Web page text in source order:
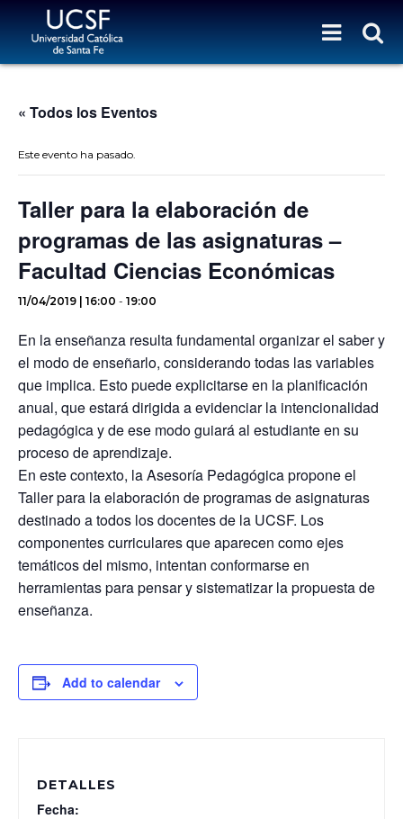
« Todos los Eventos
Este evento ha pasado.
Taller para la elaboración de
programas de las asignaturas –
Facultad Ciencias Económicas
11/04/2019 | 16:00 - 19:00
En la enseñanza resulta fundamental organizar el saber y
el modo de enseñarlo, considerando todas las variables
que implica. Esto puede explicitarse en la planificación
anual, que estará dirigida a evidenciar la intencionalidad
pedagógica y de ese modo guiará al estudiante en su
proceso de aprendizaje.
En este contexto, la Asesoría Pedagógica propone el
Taller para la elaboración de programas de asignaturas
destinado a todos los docentes de la UCSF. Los
componentes curriculares que aparecen como ejes
temáticos del mismo, intentan conformarse en
herramientas para pensar y sistematizar la propuesta de
enseñanza.
Add to calendar
DETALLES
Fecha: